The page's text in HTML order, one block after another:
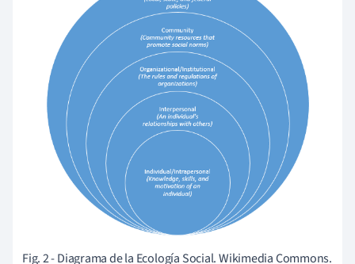
Fig. 2 - Diagrama de la Ecología Social. Wikimedia Commons.